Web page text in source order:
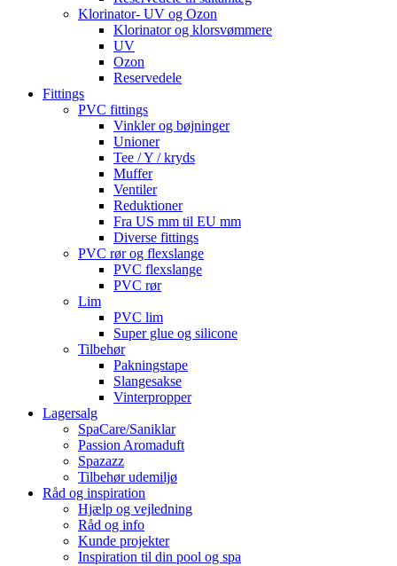
Klorinator- UV og Ozon
Klorinator og klorsvømmere
UV
Ozon
Reservedele
Fittings
PVC fittings
Vinkler og bøjninger
Unioner
Tee / Y / kryds
Muffer
Ventiler
Reduktioner
Fra US mm til EU mm
Diverse fittings
PVC rør og flexslange
PVC flexslange
PVC rør
Lim
PVC lim
Super glue og silicone
Tilbehør
Pakningstape
Slangesakse
Vinterpropper
Lagersalg
SpaCare/Saniklar
Passion Aromaduft
Spazazz
Tilbehør udemiljø
Råd og inspiration
Hjælp og vejledning
Råd og info
Kunde projekter
Inspiration til din pool og spa